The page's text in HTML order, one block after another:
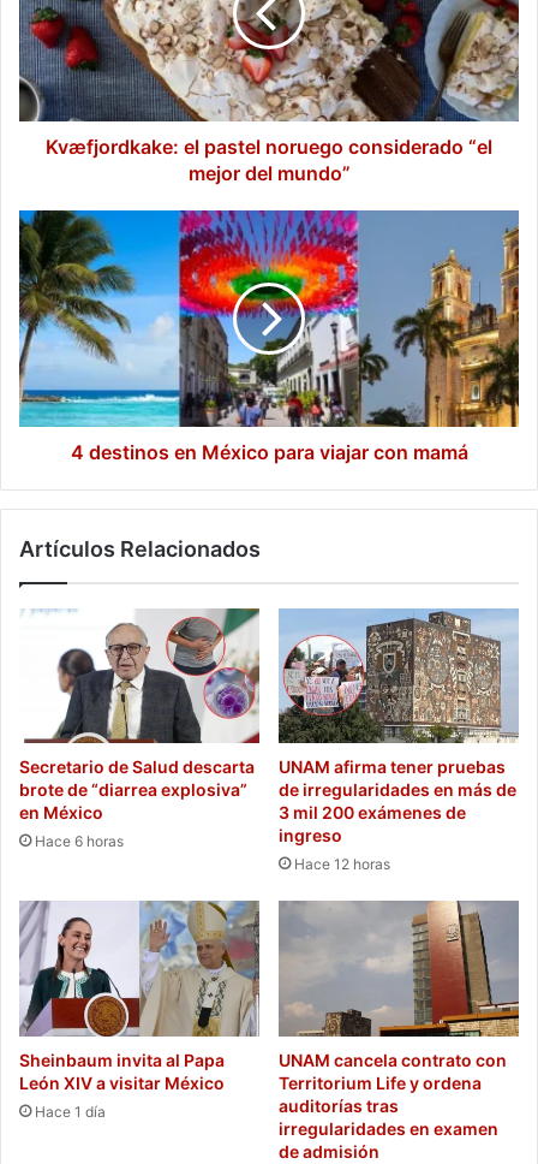
considerado
“el
mejor
del
mundo”
Kvæfjordkake: el pastel noruego considerado “el
mejor del mundo”
4
destinos
en
México
para
viajar
con
mamá
4 destinos en México para viajar con mamá
Artículos Relacionados
Secretario de Salud descarta
brote de “diarrea explosiva”
en México
Hace 6 horas
UNAM afirma tener pruebas
de irregularidades en más de
3 mil 200 exámenes de
ingreso
Hace 12 horas
Sheinbaum invita al Papa
León XIV a visitar México
Hace 1 día
UNAM cancela contrato con
Territorium Life y ordena
auditorías tras
irregularidades en examen
de admisión